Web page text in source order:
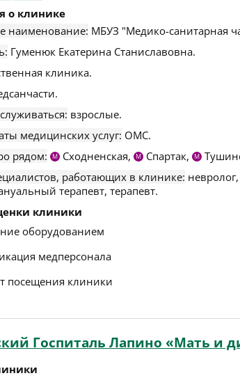
о клинике
наименование: МБУЗ "Медико-санитарная
Гуменюк Екатерина Станиславовна.
клиника.
взрослые.
медицинских услуг: ОМС.
рядом:
М Сходненская, М Спартак, М
работающих в клинике:
терапевт, терапевт.
клиники
оборудованием
медперсонала
посещения клиники
Госпиталь Лапино «Мать и